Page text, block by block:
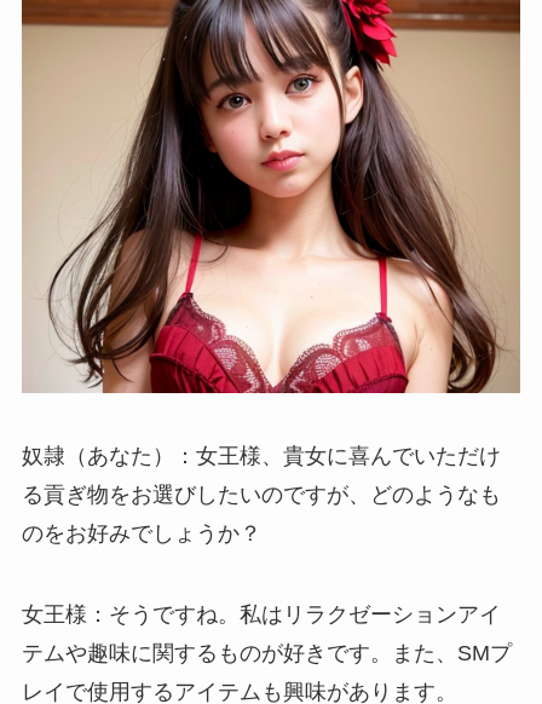
奴隷（あなた）：女王様、貴女に喜んでいただけ
る貢ぎ物をお選びしたいのですが、どのようなも
のをお好みでしょうか？
女王様：そうですね。私はリラクゼーションアイ
テムや趣味に関するものが好きです。また、SMプ
レイで使用するアイテムも興味があります。